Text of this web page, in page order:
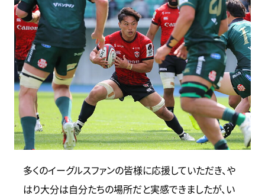
多くのイーグルスファンの皆様に応援していただき、や
はり大分は自分たちの場所だと実感できましたが、い